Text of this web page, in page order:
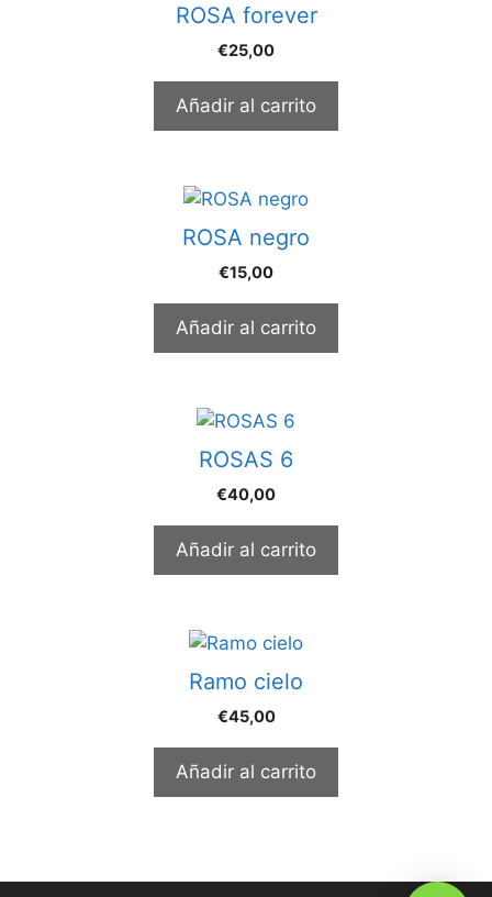
ROSA forever
€25,00
Añadir al carrito
ROSA negro
€15,00
Añadir al carrito
ROSAS 6
€40,00
Añadir al carrito
Ramo cielo
€45,00
Añadir al carrito